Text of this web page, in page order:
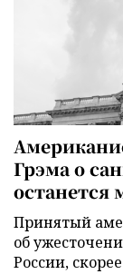
Грэма о
Принятый
об
России,